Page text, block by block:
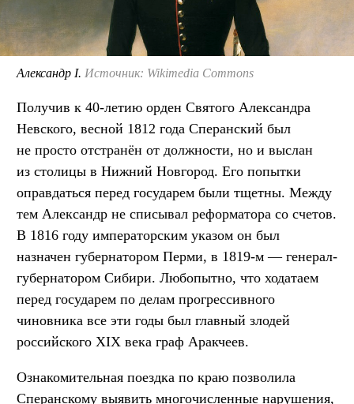
Александр I. Источник: Wikimedia Commons
Получив к 40-летию орден Святого Александра
Невского, весной 1812 года Сперанский был
не просто отстранён от должности, но и выслан
из столицы в Нижний Новгород. Его попытки
оправдаться перед государем были тщетны. Между
тем Александр не списывал реформатора со счетов.
В 1816 году императорским указом он был
назначен губернатором Перми, в 1819-м — генерал-
губернатором Сибири. Любопытно, что ходатаем
перед государем по делам прогрессивного
чиновника все эти годы был главный злодей
российского XIX века граф Аракчеев.
Ознакомительная поездка по краю позволила
Сперанскому выявить многочисленные нарушения,